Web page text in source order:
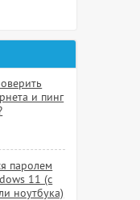
и пинг
паролем
11 (с
ноутбука)